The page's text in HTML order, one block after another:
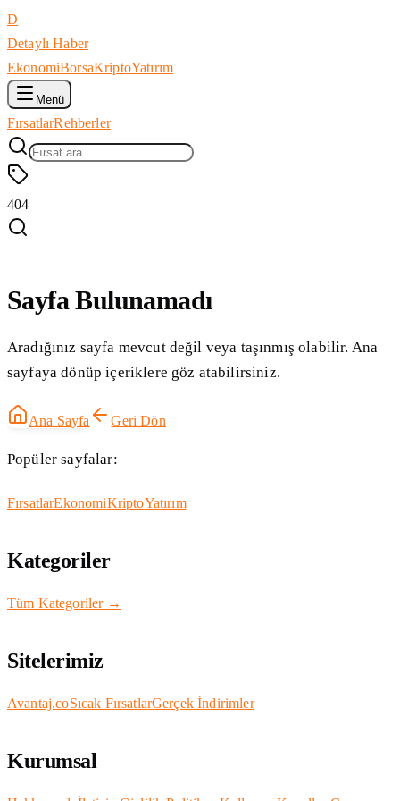
D
Detaylı Haber
EkonomiBorsaKriptoYatırım
Menü
FırsatlarRehberler
404
Sayfa Bulunamadı
Aradığınız sayfa mevcut değil veya taşınmış olabilir. Ana
sayfaya dönüp içeriklere göz atabilirsiniz.
Ana Sayfa Geri Dön
Popüler sayfalar:
FırsatlarEkonomiKriptoYatırım
Kategoriler
Tüm Kategoriler →
Sitelerimiz
Avantaj.coSıcak FırsatlarGerçek İndirimler
Kurumsal